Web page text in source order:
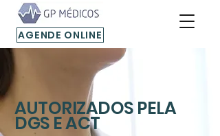
AGENDE ONLINE
AUTORIZADOS PELA
DGS E ACT